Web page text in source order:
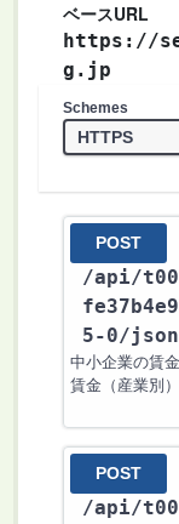
ベースURL
https://
g.jp
Schemes
POST
/api/
5-0/json
中小企業の賃
賃金（産業別
POST
/api/